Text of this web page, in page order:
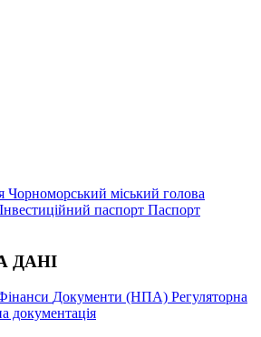
Чорноморський міський голова
Інвестиційний паспорт Паспорт
ДАНІ
Документи (НПА) Регуляторна
документація